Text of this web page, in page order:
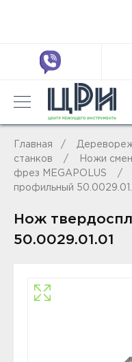
Главная
станков
Ножи
фрез MEGAPOLUS
профильный
Нож
50.0029.01.01